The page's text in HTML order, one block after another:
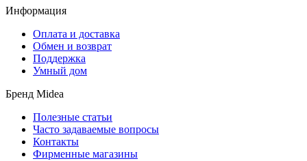
Информация
Оплата и доставка
Обмен и возврат
Поддержка
Умный дом
Бренд Midea
Полезные статьи
Часто задаваемые вопросы
Контакты
Фирменные магазины